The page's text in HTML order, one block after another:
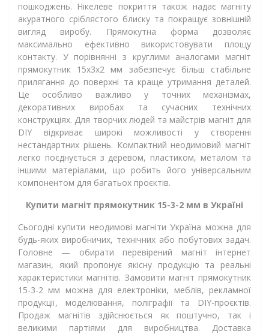
пошкоджень. Нікелеве покриття також надає магніту
акуратного сріблястого блиску та покращує зовнішній
вигляд виробу. Прямокутна форма дозволяє
максимально ефективно використовувати площу
контакту. У порівнянні з круглими аналогами магніт
прямокутник 15х3х2 мм забезпечує більш стабільне
прилягання до поверхні та краще утримання деталей.
Це особливо важливо у точних механізмах,
декоративних виробах та сучасних технічних
конструкціях. Для творчих людей та майстрів магніт для
DIY відкриває широкі можливості у створенні
нестандартних рішень. Компактний неодимовий магніт
легко поєднується з деревом, пластиком, металом та
іншими матеріалами, що робить його універсальним
компонентом для багатьох проєктів.
Купити магніт прямокутник 15-3-2 мм в Україні
Сьогодні купити неодимові магніти Україна можна для
будь-яких виробничих, технічних або побутових задач.
Головне — обирати перевірений магніт інтернет
магазин, який пропонує якісну продукцію та реальні
характеристики магнітів. Замовити магніт прямокутник
15-3-2 мм можна для електроніки, меблів, рекламної
продукції, моделювання, поліграфії та DIY-проєктів.
Продаж магнітів здійснюється як поштучно, так і
великими партіями для виробництва. Доставка